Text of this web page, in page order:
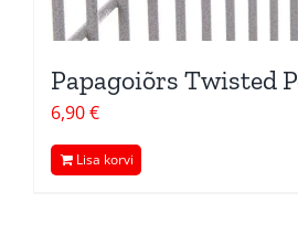
Papagoiõrs Twisted
6,90€
Lisa korvi